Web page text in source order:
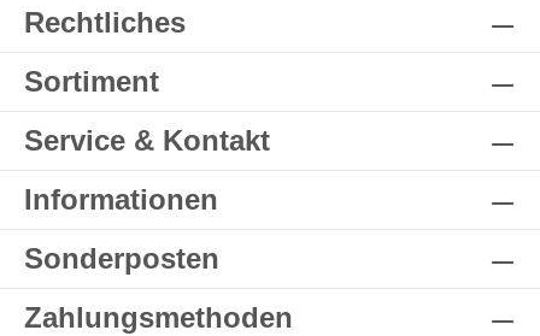
Rechtliches
Sortiment
Service & Kontakt
Informationen
Sonderposten
Zahlungsmethoden